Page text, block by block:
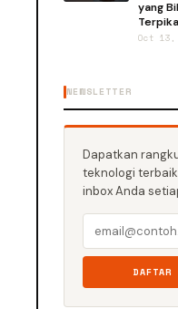
yang
Oct 13,
NEWSLETTER
Dapatkan
teknologi
inbox Anda
DAFTAR